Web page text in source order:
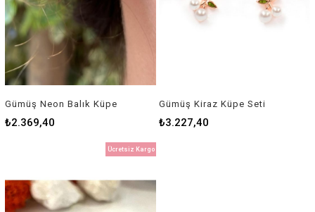
Gümüş Neon Balık Küpe
₺2.369,40
Gümüş Kiraz Küpe Seti
₺3.227,40
Ücretsiz Kargo